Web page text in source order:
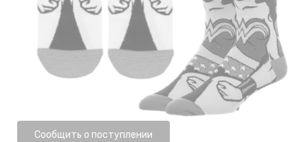
Нет в наличии
Сообщить о поступлении